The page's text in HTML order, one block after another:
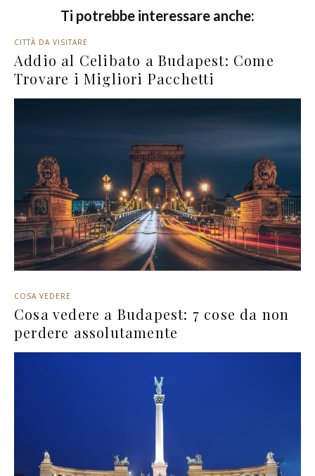
Ti potrebbe interessare anche:
CITTÀ DA VISITARE
Addio al Celibato a Budapest: Come
Trovare i Migliori Pacchetti
COSA VEDERE
Cosa vedere a Budapest: 7 cose da non
perdere assolutamente